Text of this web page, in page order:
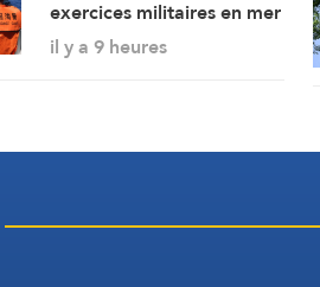
exercices militaires en mer
de Chine méridionale
il y a 9 heures